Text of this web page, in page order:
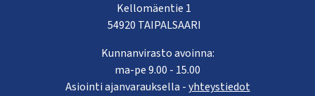
Kellomäentie 1
54920 TAIPALSAARI
Kunnanvirasto avoinna:
ma-pe 9.00 - 15.00
Asiointi ajanvarauksella -yhteystiedot